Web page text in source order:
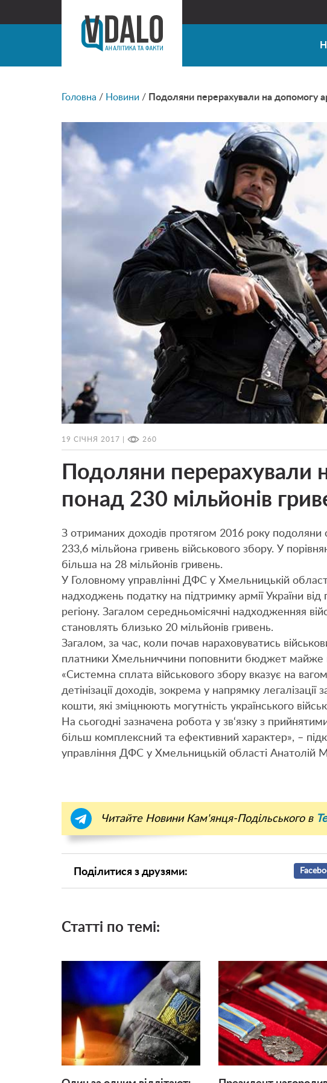
Головна / Новини / Подоляни перерахували на допомогу
19 СІЧНЯ 2017 | 260
Подоляни перерахували
понад 230 мільйонів
З отриманих доходів протягом 2016 року
233,6 мільйона гривень військового збору. У
більша на 28 мільйонів гривень.
У Головному управлінні ДФС у Хмельницькій
надходжень податку на підтримку армії України від
регіону. Загалом середньомісячні надходженняя
становлять близько 20 мільйонів гривень.
Загалом, за час, коли почав нараховуватись
платники Хмельниччини поповнити бюджет майже
«Системна сплата військового збору вказує на
детінізації доходів, зокрема у напрямку легалізації
кошти, які зміцнюють могутність українського
На сьогодні зазначена робота у зв‘язку з
більш комплексний та ефективний характер», –
управління ДФС у Хмельницькій області Анатолій
Читайте Новини Кам'янця-Подільського в
Поділитися з друзями:
Статті по темі: